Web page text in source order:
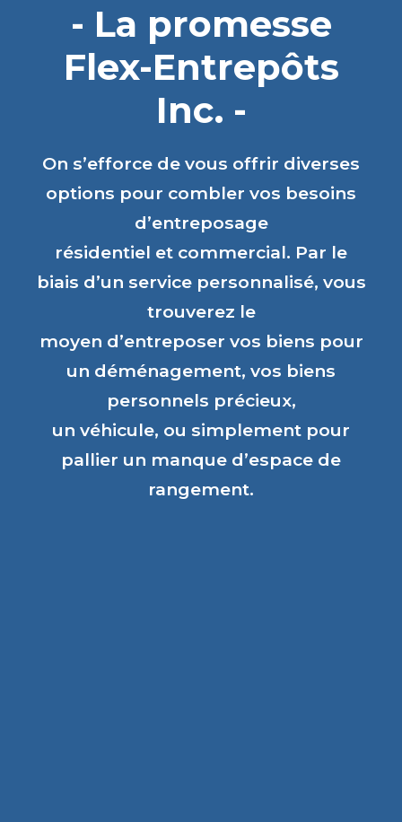
- La promesse
Flex-Entrepôts
Inc. -
On s’efforce de vous offrir diverses
options pour combler vos besoins
d’entreposage
résidentiel et commercial. Par le
biais d’un service personnalisé, vous
trouverez le
moyen d’entreposer vos biens pour
un déménagement, vos biens
personnels précieux,
un véhicule, ou simplement pour
pallier un manque d’espace de
rangement.